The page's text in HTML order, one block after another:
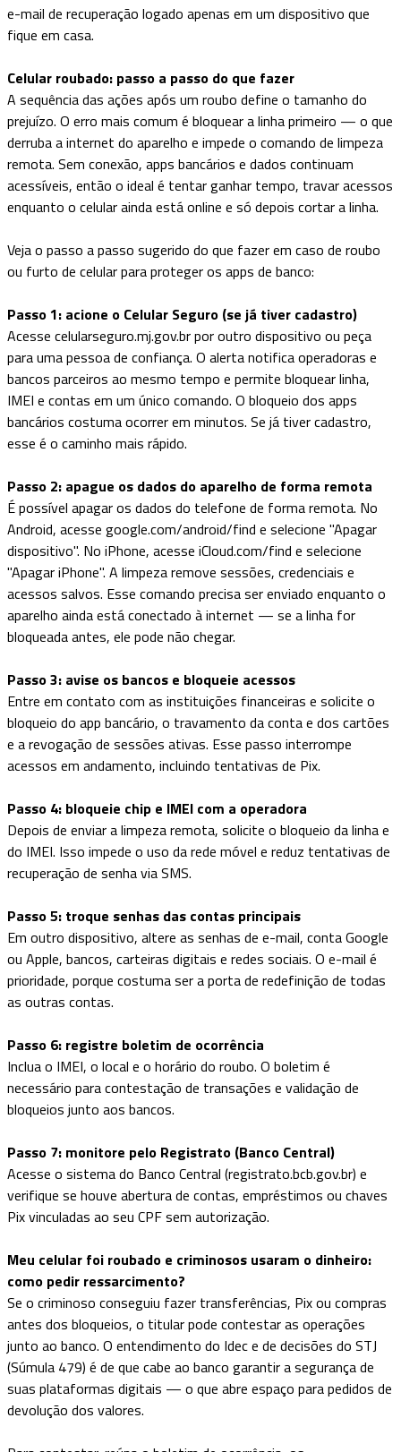
e-mail de recuperação logado apenas em um dispositivo que
fique em casa.
Celular roubado: passo a passo do que fazer
A sequência das ações após um roubo define o tamanho do
prejuízo. O erro mais comum é bloquear a linha primeiro — o que
derruba a internet do aparelho e impede o comando de limpeza
remota. Sem conexão, apps bancários e dados continuam
acessíveis, então o ideal é tentar ganhar tempo, travar acessos
enquanto o celular ainda está online e só depois cortar a linha.
Veja o passo a passo sugerido do que fazer em caso de roubo
ou furto de celular para proteger os apps de banco:
Passo 1: acione o Celular Seguro (se já tiver cadastro)
Acesse celularseguro.mj.gov.br por outro dispositivo ou peça
para uma pessoa de confiança. O alerta notifica operadoras e
bancos parceiros ao mesmo tempo e permite bloquear linha,
IMEI e contas em um único comando. O bloqueio dos apps
bancários costuma ocorrer em minutos. Se já tiver cadastro,
esse é o caminho mais rápido.
Passo 2: apague os dados do aparelho de forma remota
É possível apagar os dados do telefone de forma remota. No
Android, acesse google.com/android/find e selecione "Apagar
dispositivo". No iPhone, acesse iCloud.com/find e selecione
"Apagar iPhone". A limpeza remove sessões, credenciais e
acessos salvos. Esse comando precisa ser enviado enquanto o
aparelho ainda está conectado à internet — se a linha for
bloqueada antes, ele pode não chegar.
Passo 3: avise os bancos e bloqueie acessos
Entre em contato com as instituições financeiras e solicite o
bloqueio do app bancário, o travamento da conta e dos cartões
e a revogação de sessões ativas. Esse passo interrompe
acessos em andamento, incluindo tentativas de Pix.
Passo 4: bloqueie chip e IMEI com a operadora
Depois de enviar a limpeza remota, solicite o bloqueio da linha e
do IMEI. Isso impede o uso da rede móvel e reduz tentativas de
recuperação de senha via SMS.
Passo 5: troque senhas das contas principais
Em outro dispositivo, altere as senhas de e-mail, conta Google
ou Apple, bancos, carteiras digitais e redes sociais. O e-mail é
prioridade, porque costuma ser a porta de redefinição de todas
as outras contas.
Passo 6: registre boletim de ocorrência
Inclua o IMEI, o local e o horário do roubo. O boletim é
necessário para contestação de transações e validação de
bloqueios junto aos bancos.
Passo 7: monitore pelo Registrato (Banco Central)
Acesse o sistema do Banco Central (registrato.bcb.gov.br) e
verifique se houve abertura de contas, empréstimos ou chaves
Pix vinculadas ao seu CPF sem autorização.
Meu celular foi roubado e criminosos usaram o dinheiro:
como pedir ressarcimento?
Se o criminoso conseguiu fazer transferências, Pix ou compras
antes dos bloqueios, o titular pode contestar as operações
junto ao banco. O entendimento do Idec e de decisões do STJ
(Súmula 479) é de que cabe ao banco garantir a segurança de
suas plataformas digitais — o que abre espaço para pedidos de
devolução dos valores.